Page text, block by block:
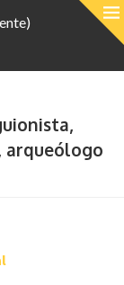
arqueólogo